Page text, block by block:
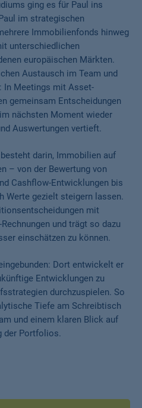
ging es für Paul ins
im strategischen
Immobilienfonds hinweg
unterschiedlichen
europäischen Märkten.
Austausch im Team und
In Meetings mit Asset-
gemeinsam Entscheidungen
nächsten Moment wieder
Auswertungen vertieft.
darin, Immobilien auf
– von der Bewertung von
Cashflow-Entwicklungen bis
Werte gezielt steigern lassen.
mit
und trägt so dazu
einschätzen zu können.
Dort entwickelt er
Entwicklungen zu
durchzuspielen. So
Tiefe am Schreibtisch
und einem klaren Blick auf
der Portfolios.